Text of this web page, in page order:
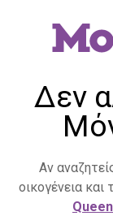
Δεν
Αν
οικογένεια